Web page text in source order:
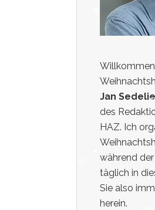
Jan
des
HAZ. Ich
während
täglich in
Sie also
herein.